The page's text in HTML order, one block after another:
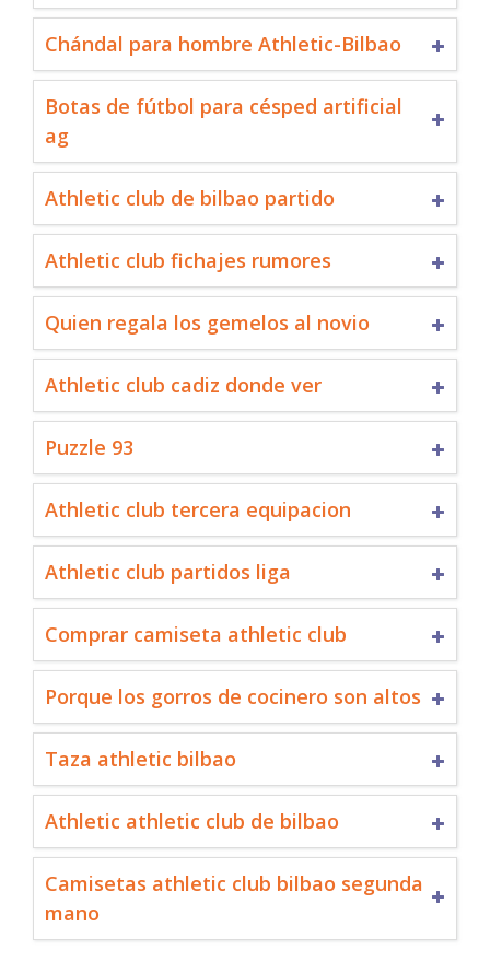
Chándal para hombre Athletic-Bilbao
Botas de fútbol para césped artificial
ag
Athletic club de bilbao partido
Athletic club fichajes rumores
Quien regala los gemelos al novio
Athletic club cadiz donde ver
Puzzle 93
Athletic club tercera equipacion
Athletic club partidos liga
Comprar camiseta athletic club
Porque los gorros de cocinero son altos
Taza athletic bilbao
Athletic athletic club de bilbao
Camisetas athletic club bilbao segunda
mano